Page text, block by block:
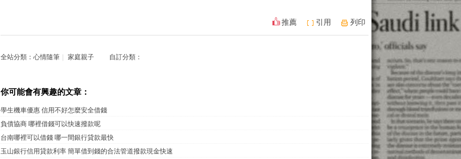
推薦 引用 列印
全站分類： 心情隨筆 家庭親子 自訂分類：
你可能會有興趣的文章：
學生機車優惠 信用不好怎麼安全借錢
負債協商 哪裡借錢可以快速撥款呢
台南哪裡可以借錢 哪一間銀行貸款最快
玉山銀行信用貸款利率 簡單借到錢的合法管道撥款現金快速